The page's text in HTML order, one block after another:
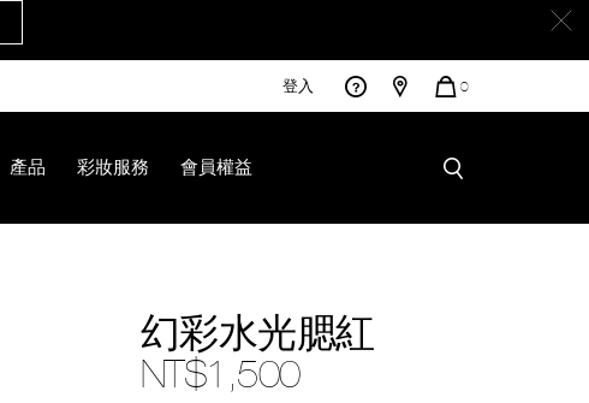
登入
您
0
產品 彩妝服務 會員權益
幻彩水光腮紅
NT$1,500